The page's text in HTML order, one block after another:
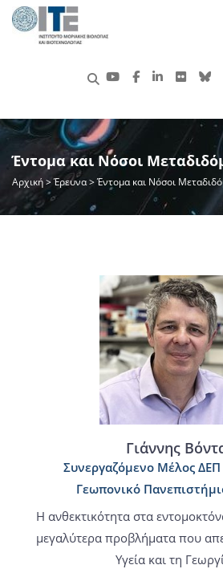
Έντομα και Νόσοι
Αρχική>Έρευνα> Έντομα και Νόσοι
Γιάννης
Συνεργαζόμενο Μέλος
Γεωπονικό
Η ανθεκτικότητα στα
μεγαλύτερα προβλήματα που
Υγεία και τη